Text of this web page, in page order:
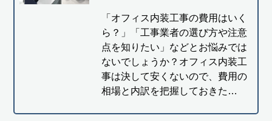
「オフィス内装工事の費用はいく
ら？」「工事業者の選び方や注意
点を知りたい」などとお悩みでは
ないでしょうか？オフィス内装工
事は決して安くないので、費用の
相場と内訳を把握しておきた…